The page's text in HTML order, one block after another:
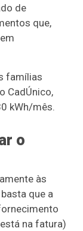
de
que,
famílias
CadÚnico,
kWh/mês.
o
às
que a
na fatura)